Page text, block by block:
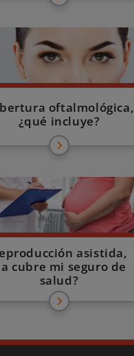
oftalmológica,
¿qué incluye?
asistida,
cubre mi seguro de
salud?